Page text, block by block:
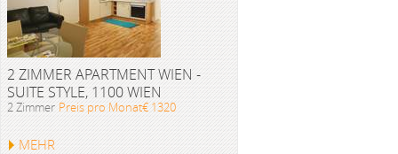
2 ZIMMER APARTMENT WIEN -
SUITE STYLE, 1100 WIEN
2 Zimmer Preis pro Monat€ 1320
MEHR